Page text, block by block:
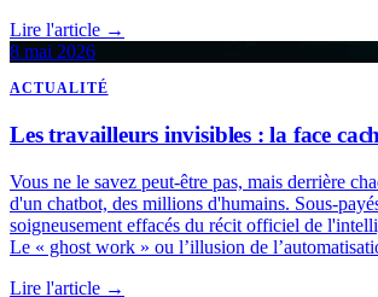
Lire l'article →
8 mai 2026
ACTUALITÉ
Les travailleurs invisibles : la face
Vous ne le savez peut-être pas, mais derrière
d'un chatbot, des millions d'humains. Sous-
soigneusement effacés du récit officiel de
Le « ghost work » ou l’illusion de
Lire l'article →